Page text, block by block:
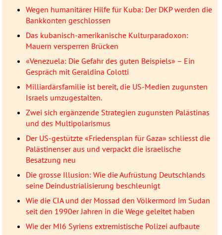
Wegen humanitärer Hilfe für Kuba: Der DKP werden die
Bankkonten geschlossen
Das kubanisch-amerikanische Kulturparadoxon:
Mauern versperren Brücken
«Venezuela: Die Gefahr des guten Beispiels» – Ein
Gespräch mit Geraldina Colotti
Milliardärsfamilie ist bereit, die US-Medien zugunsten
Israels umzugestalten.
Zwei sich ergänzende Strategien zugunsten Palästinas
und des Multipolarismus
Der US-gestützte «Friedensplan für Gaza» schliesst die
Palästinenser aus und verpackt die israelische
Besatzung neu
Die grosse Illusion: Wie die Aufrüstung Deutschlands
seine Deindustrialisierung beschleunigt
Wie die CIA und der Mossad den Völkermord im Sudan
seit den 1990er Jahren in die Wege geleitet haben
Wie der MI6 Syriens extremistische Polizei aufbaute